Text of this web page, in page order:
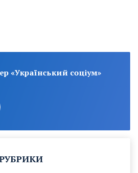
«Український соціум»